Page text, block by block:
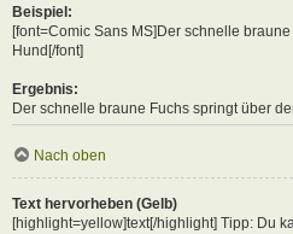
Beispiel:
[font=Comic Sans MS]Der schnelle
Hund[/font]
Ergebnis:
Der schnelle braune Fuchs springt über
Nach oben
Text hervorheben (Gelb)
[highlight=yellow]text[/highlight] Tipp: Du